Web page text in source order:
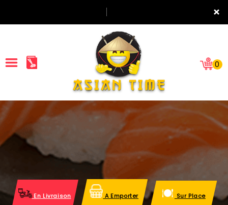
×
ACCUEIL
LA CARTE
VOS AVIS
0
En Livraison A Emporter Sur Place